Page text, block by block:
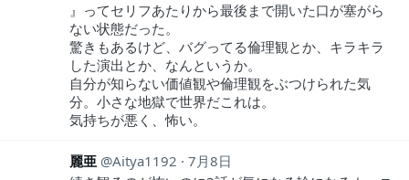
』ってセリフあたりから最後まで開いた口が塞がら
ない状態だった。
驚きもあるけど、バグってる倫理観とか、キラキラ
した演出とか、なんというか。
自分が知らない価値観や倫理観をぶつけられた気
分。小さな地獄で世界だこれは。
気持ちが悪く、怖い。
麗亜 Aitya1192
7月8日